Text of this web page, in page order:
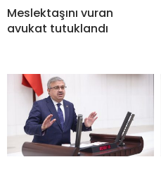
Meslektaşını vuran
avukat tutuklandı